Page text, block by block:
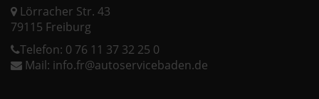
Lörracher Str. 43
79115 Freiburg
Telefon: 0 76 11 37 32 25 0
Mail: info.fr@autoservicebaden.de